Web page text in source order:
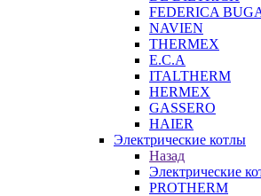
FEDERICA
NAVIEN
THERMEX
E.C.A
ITALTHERM
HERMEX
GASSERO
HAIER
Электрические котлы
Назад
Электрические
PROTHERM